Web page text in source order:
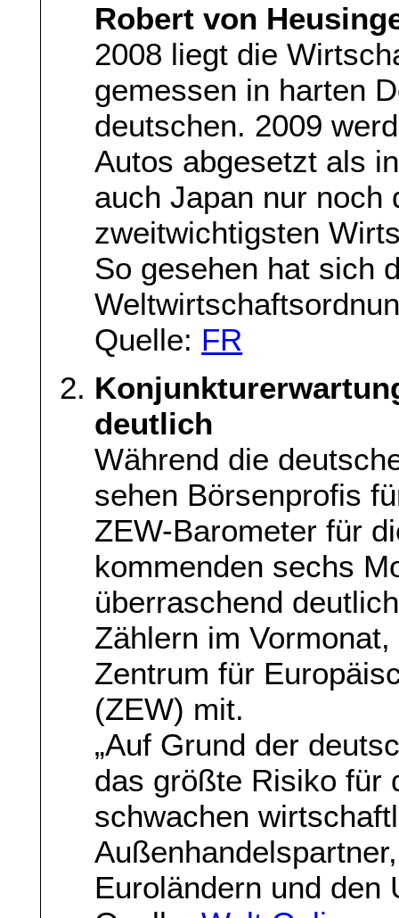
Robert von
2008 liegt die
gemessen in harten
deutschen. 2009
Autos abgesetzt als
auch Japan nur noch
zweitwichtigsten
So gesehen hat sich
Quelle: FR
deutlich
Während die
sehen Börsenprofis
ZEW-Barometer für
kommenden sechs
überraschend
Zählern im
Zentrum für
(ZEW) mit.
„Auf Grund der
das größte Risiko für
schwachen
Euroländern und den